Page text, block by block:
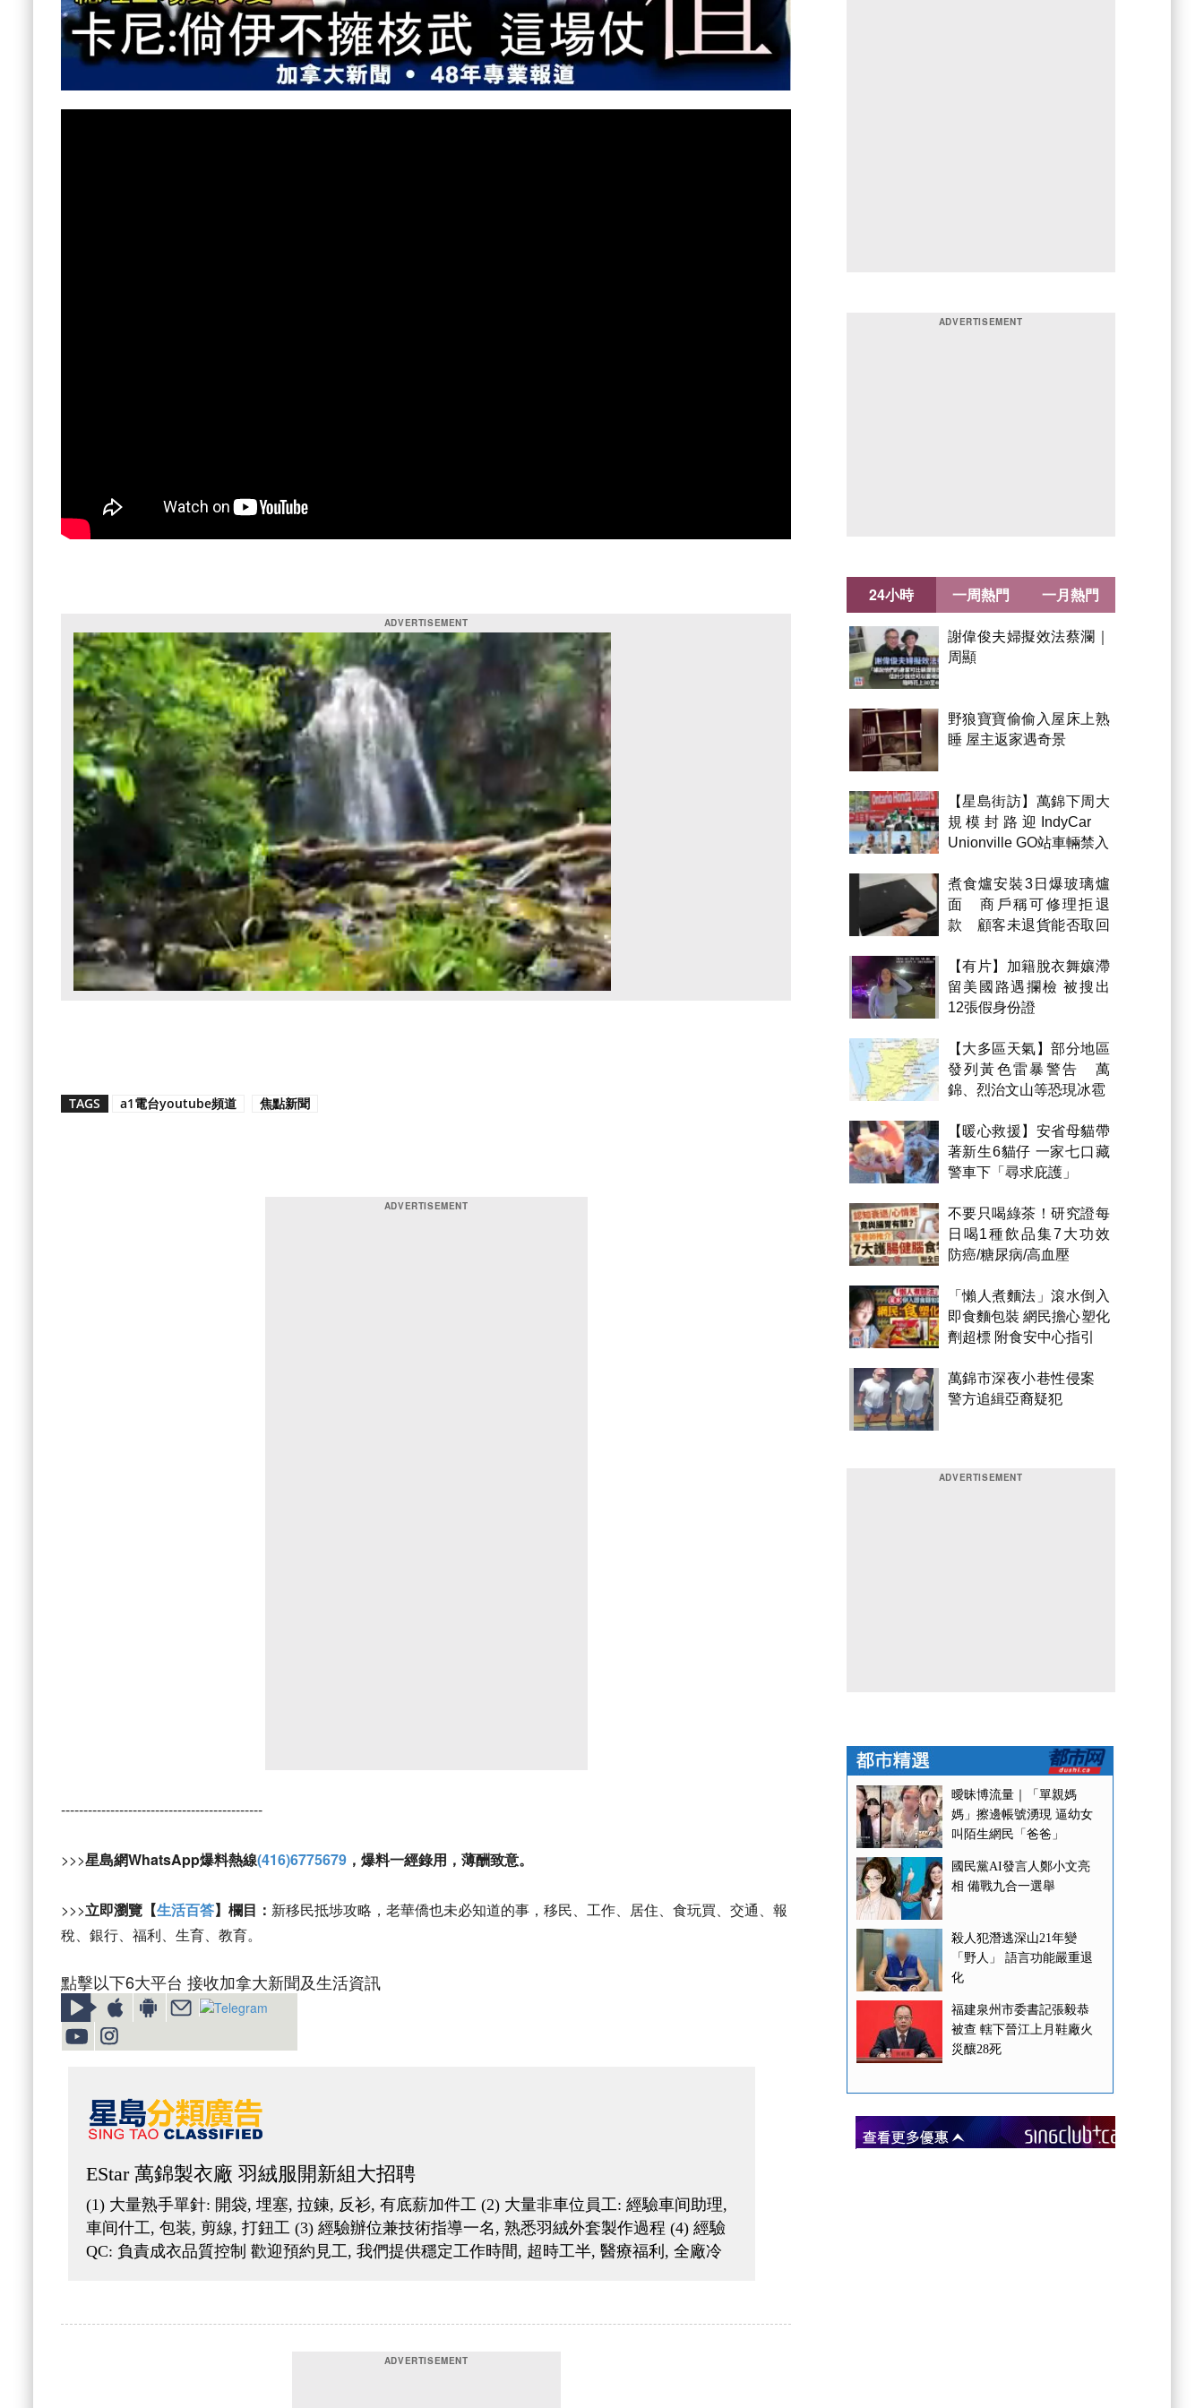
TAGS a1電台youtube頻道 焦點新聞
---------------------------------------------
>>>星島網WhatsApp爆料熱線(416)6775679 ，爆料一經錄用，薄酬致意。
>>>立即瀏覽【生活百答】欄目： 新移民抵埗攻略，老華僑也未必知道的事，移民、工作、居住、食玩買、交通、報
稅、銀行、福利、生育、教育。
點擊以下6大平台 接收加拿大新聞及生活資訊
24小時
謝偉俊夫婦擬效法蔡瀾｜
周顯
野狼寶寶偷偷入屋床上熟
睡 屋主返家遇奇景
【星島街訪】萬錦下周大
規模封路迎IndyCar
Unionville GO站車輛禁入
煮食爐安裝3日爆玻璃爐
面 商戶稱可修理拒退
款 顧客未退貨能否取回
【有片】加籍脫衣舞孃滯
留美國路遇攔檢 被搜出
12張假身份證
【大多區天氣】部分地區
發列黃色雷暴警告 萬
錦、烈治文山等恐現冰雹
【暖心救援】安省母貓帶
著新生6貓仔 一家七口藏
警車下「尋求庇護」
不要只喝綠茶！研究證每
日喝1種飲品集7大功效
防癌/糖尿病/高血壓
「懶人煮麵法」滾水倒入
即食麵包裝 網民擔心塑化
劑超標 附食安中心指引
萬錦市深夜小巷性侵案
警方追緝亞裔疑犯
一周熱門 一月熱門